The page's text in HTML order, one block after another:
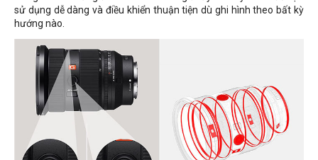
sử dụng dễ dàng và điều khiển thuận tiện dù ghi hình theo bất kỳ
hướng nào.